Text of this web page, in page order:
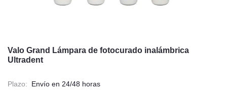
Valo Grand Lámpara de fotocurado inalámbrica
Ultradent
Plazo: Envío en 24/48 horas